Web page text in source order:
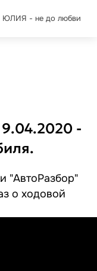
- не до любви
-
"АвтоРазбор"
о ходовой